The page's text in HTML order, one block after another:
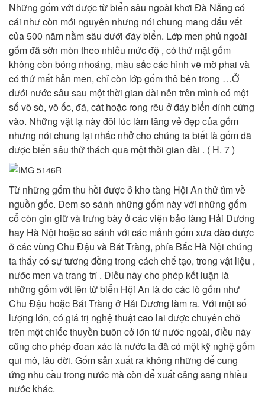
Những gốm vớt được từ biển sâu ngoài khơi Đà Nẵng có
cái như còn mới nguyên nhưng nói chung mang dấu vết
của 500 năm nằm sâu dưới đáy biển. Lớp men phủ ngoài
gốm đã sờn mòn theo nhiều mức độ , có thứ mặt gốm
không còn bóng nhoáng, màu sắc các hình vẽ mờ phai và
có thứ mất hẳn men, chỉ còn lớp gốm thô bên trong …Ở
dưới nước sâu sau một thời gian dài nên trên mình có một
số võ sò, võ ốc, đá, cát hoặc rong rêu ở đáy biển dính cứng
vào. Những vật lạ này đôi lúc làm tăng vẻ đẹp của gốm
nhưng nói chung lại nhắc nhở cho chúng ta biết là gốm đã
được biển sâu thử thách qua một thời gian dài . ( H. 7 )
Từ những gốm thu hồi được ở kho tàng Hội An thử tìm về
nguồn gốc. Đem so sánh những gốm này với những gốm
cổ còn gìn giữ và trưng bày ở các viện bảo tàng Hải Dương
hay Hà Nội hoặc so sánh với các mảnh gốm xưa đào được
ở các vùng Chu Đậu và Bát Tràng, phía Bắc Hà Nội chúng
ta thấy có sự tương đồng trong cách chế tạo, trong vật liệu ,
nước men và trang trí . Điều này cho phép kết luận là
những gốm vớt lên từ biển Hội An là do các lò gốm như
Chu Đậu hoặc Bát Tràng ở Hải Dương làm ra. Với một số
lượng lớn, có giá trị nghệ thuật cao lai được chuyên chở
trên một chiếc thuyền buôn cở lớn từ nước ngoài, điều này
cũng cho phép đoan xác là nước ta đã có một kỹ nghệ gốm
qui mô, lâu đời. Gốm sản xuất ra không những để cung
ứng nhu cầu trong nước mà còn để xuất cảng sang nhiều
nước khác.